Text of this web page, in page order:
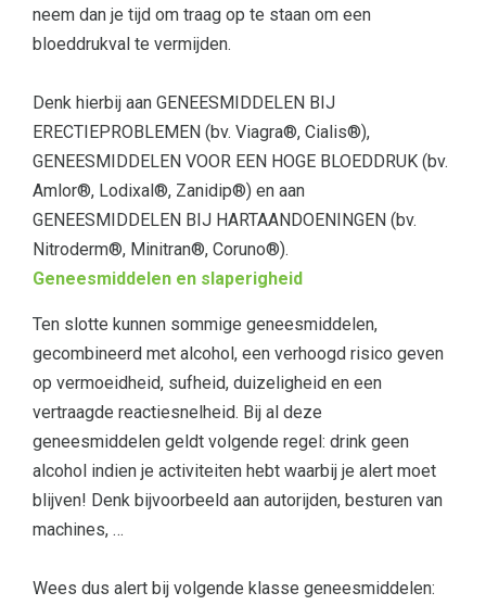
neem dan je tijd om traag op te staan om een
bloeddrukval te vermijden.
Denk hierbij aan GENEESMIDDELEN BIJ
ERECTIEPROBLEMEN (bv. Viagra®, Cialis®),
GENEESMIDDELEN VOOR EEN HOGE BLOEDDRUK (bv.
Amlor®, Lodixal®, Zanidip®) en aan
GENEESMIDDELEN BIJ HARTAANDOENINGEN (bv.
Nitroderm®, Minitran®, Coruno®).
Geneesmiddelen en slaperigheid
Ten slotte kunnen sommige geneesmiddelen,
gecombineerd met alcohol, een verhoogd risico geven
op vermoeidheid, sufheid, duizeligheid en een
vertraagde reactiesnelheid. Bij al deze
geneesmiddelen geldt volgende regel: drink geen
alcohol indien je activiteiten hebt waarbij je alert moet
blijven! Denk bijvoorbeeld aan autorijden, besturen van
machines, …
Wees dus alert bij volgende klasse geneesmiddelen: